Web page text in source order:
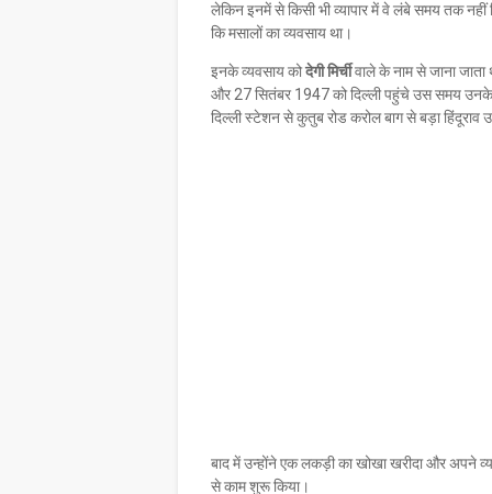
लेकिन इनमें से किसी भी व्यापार में वे लंबे समय तक
कि मसालों का व्यवसाय था।
इनके व्यवसाय कोदेगी मिर्चीवाले के नाम से जाना
और 27 सितंबर 1947 को दिल्ली पहुंचे उस समय उनके
दिल्ली स्टेशन से कुतुब रोड करोल बाग से बड़ा हिंदूराव
बाद में उन्होंने एक लकड़ी का खोखा खरीदा और अपने
से काम शुरू किया।